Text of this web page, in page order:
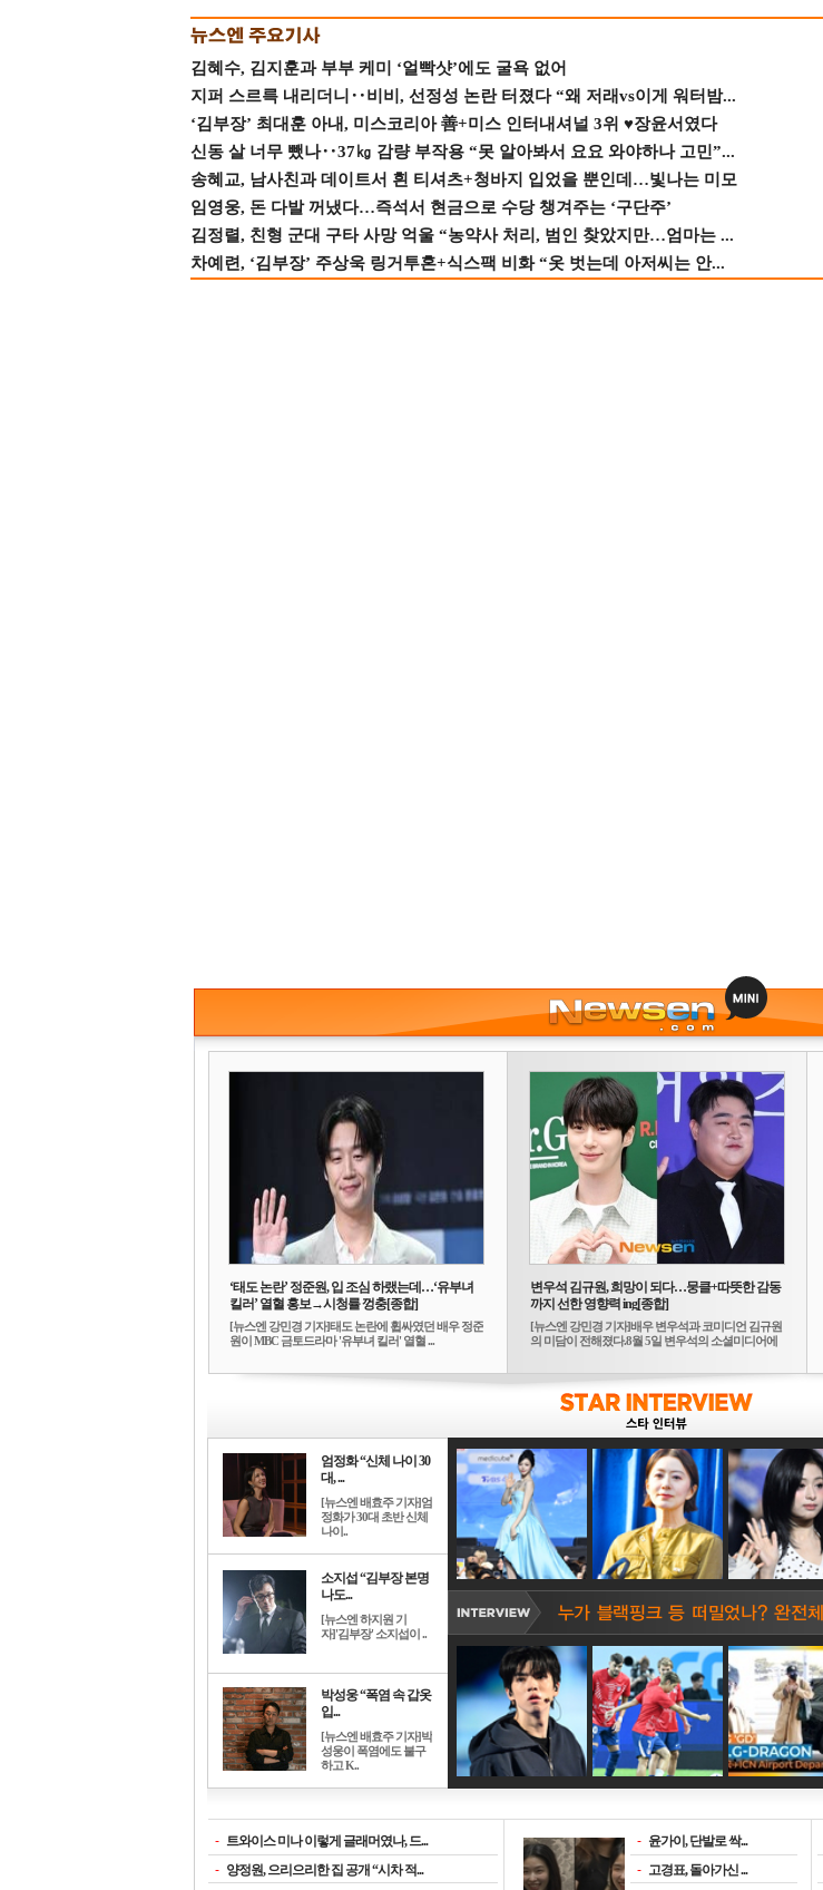
김혜수, 김지훈과 부부 케미 ‘얼빡샷’에도 굴욕 없어
지퍼 스르륵 내리더니‥비비, 선정성 논란 터졌다 “왜 저래vs이게 워터밤...
‘김부장’ 최대훈 아내, 미스코리아 善+미스 인터내셔널 3위 ♥장윤서였다
신동 살 너무 뺐나‥37㎏ 감량 부작용 “못 알아봐서 요요 와야하나 고민”...
송혜교, 남사친과 데이트서 흰 티셔츠+청바지 입었을 뿐인데…빛나는 미모
임영웅, 돈 다발 꺼냈다…즉석서 현금으로 수당 챙겨주는 ‘구단주’
김정렬, 친형 군대 구타 사망 억울 “농약사 처리, 범인 찾았지만…엄마는 ...
차예련, ‘김부장’ 주상욱 링거투혼+식스팩 비화 “옷 벗는데 아저씨는 안...
‘태도 논란’ 정준원, 입 조심 하랬는데…‘유부녀
킬러’ 열혈 홍보→시청률 껑충[종합]
[뉴스엔 강민경 기자]태도 논란에 휩싸였던 배우 정준
원이 MBC 금토드라마 '유부녀 킬러' 열혈 ...
변우석 김규원, 희망이 되다…뭉클+따뜻한 감동
까지 선한 영향력 ing[종합]
[뉴스엔 강민경 기자]배우 변우석과 코미디언 김규원
의 미담이 전해졌다.8월 5일 변우석의 소셜미디어에
엄정화 “신체 나이 30
대, ...
[뉴스엔 배효주 기자]엄
정화가 30대 초반 신체
나이..
소지섭 “김부장 본명
나도...
[뉴스엔 하지원 기
자]'김부장' 소지섭이 ..
박성웅 “폭염 속 갑옷
입...
[뉴스엔 배효주 기자]박
성웅이 폭염에도 불구
하고 K..
- 트와이스 미나 이렇게 글래머였나, 드...
- 양정원, 으리으리한 집 공개 “시차 적...
- 윤가이, 단발로 싹...
- 고경표, 돌아가신 ...